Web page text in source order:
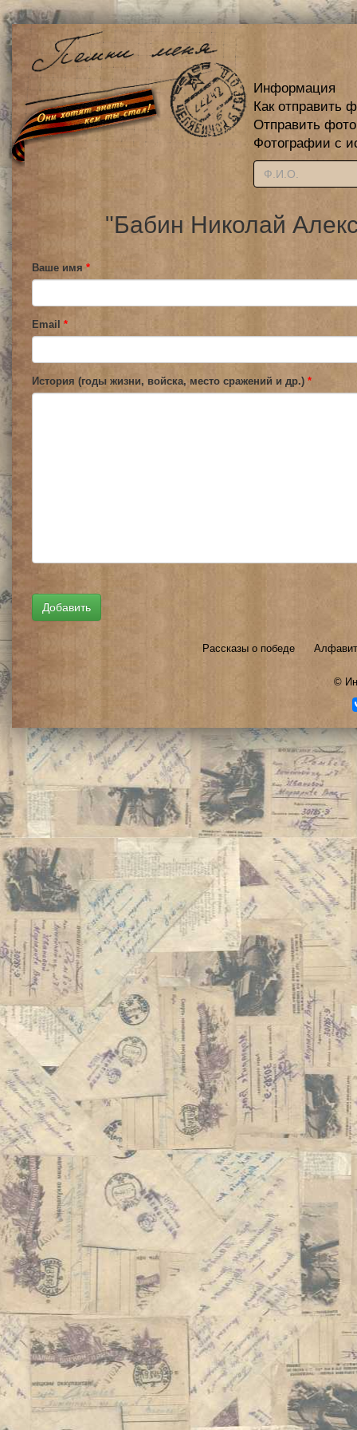
Информация
Как отправить
Отправить
Фотографии с
"Бабин Николай
Ваше имя *
Email *
История (годы жизни, войска, место сражений и др.) *
Рассказы о победе
©